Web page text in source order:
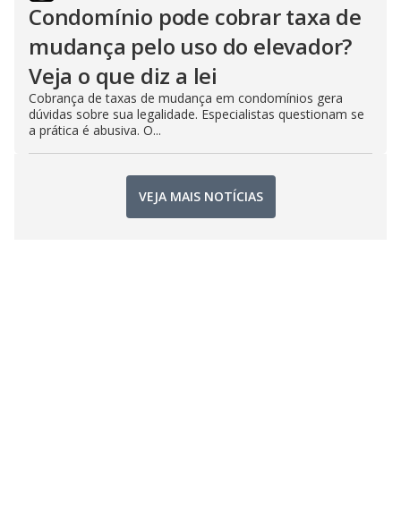
Condomínio pode cobrar taxa de
mudança pelo uso do elevador?
Veja o que diz a lei
Cobrança de taxas de mudança em condomínios gera
dúvidas sobre sua legalidade. Especialistas questionam se
a prática é abusiva. O...
VEJA MAIS NOTÍCIAS